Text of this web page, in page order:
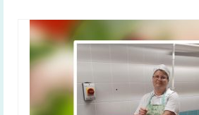
Előzmény (HAPPY, 2007)
Virtuális kiállítás
Kapcsolat